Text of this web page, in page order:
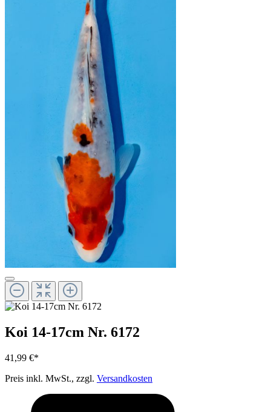
Koi 14-17cm Nr. 6172
41,99 €*
Preis inkl. MwSt., zzgl. Versandkosten